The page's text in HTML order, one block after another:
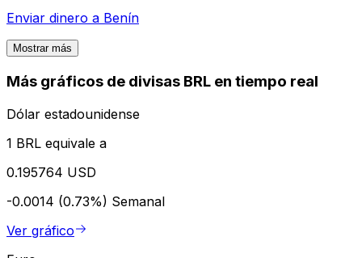
Enviar dinero a Benín
Mostrar más
Más gráficos de divisas BRL en tiempo real
Dólar estadounidense
1 BRL equivale a
0.195764 USD
-0.0014 (0.73%) Semanal
Ver gráfico